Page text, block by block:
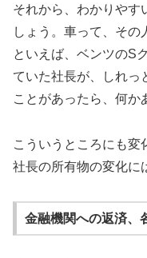
それから、わかりやす
しょう。車って、そ
といえば、ベンツのS
ていた社長が、しれっ
ことがあったら、何か
こういうところにも変
社長の所有物の変化に
金融機関への返済、